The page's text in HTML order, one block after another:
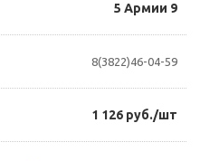
5 Армии 9
8(3822)46-04-59
1 126 руб./шт